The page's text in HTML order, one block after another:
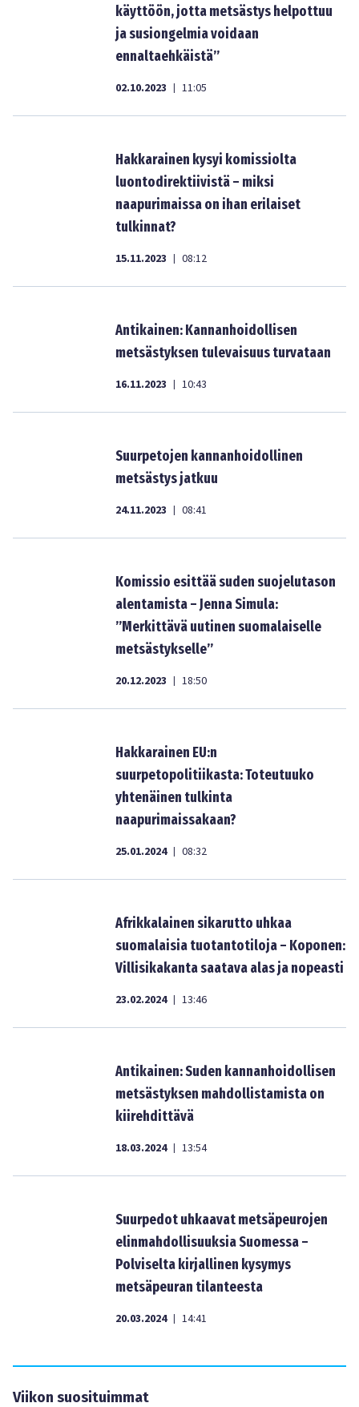
käyttöön, jotta metsästys helpottuu
ja susiongelmia voidaan
ennaltaehkäistä”
02.10.2023 | 11:05
Hakkarainen kysyi komissiolta
luontodirektiivistä – miksi
naapurimaissa on ihan erilaiset
tulkinnat?
15.11.2023 | 08:12
Antikainen: Kannanhoidollisen
metsästyksen tulevaisuus turvataan
16.11.2023 | 10:43
Suurpetojen kannanhoidollinen
metsästys jatkuu
24.11.2023 | 08:41
Komissio esittää suden suojelutason
alentamista – Jenna Simula:
”Merkittävä uutinen suomalaiselle
metsästykselle”
20.12.2023 | 18:50
Hakkarainen EU:n
suurpetopolitiikasta: Toteutuuko
yhtenäinen tulkinta
naapurimaissakaan?
25.01.2024 | 08:32
Afrikkalainen sikarutto uhkaa
suomalaisia tuotantotiloja – Koponen:
Villisikakanta saatava alas ja nopeasti
23.02.2024 | 13:46
Antikainen: Suden kannanhoidollisen
metsästyksen mahdollistamista on
kiirehdittävä
18.03.2024 | 13:54
Suurpedot uhkaavat metsäpeurojen
elinmahdollisuuksia Suomessa –
Polviselta kirjallinen kysymys
metsäpeuran tilanteesta
20.03.2024 | 14:41
Viikon suosituimmat